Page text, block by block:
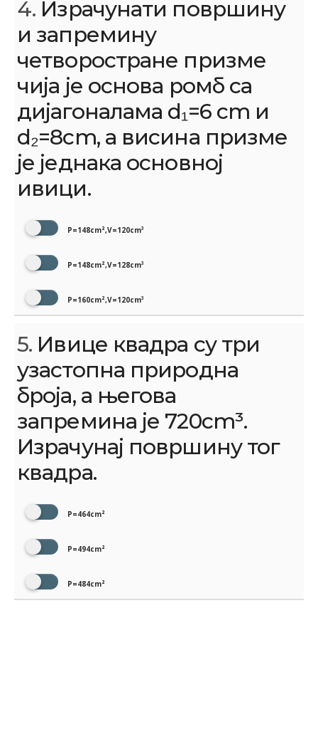
4. Израчунати површину
и запремину
четворостране призме
чија је основа ромб са
дијагоналама d₁=6 cm и
d₂=8cm, а висина призме
је једнака основној
ивици.
P=148cm²,V=120cm³
P=148cm²,V=128cm³
P=160cm²,V=120cm³
5. Ивице квадра су три
узастопна природна
броја, а његова
запремина је 720сm³.
Израчунај површину тог
квадра.
P=464cm²
P=494cm²
P=484cm²